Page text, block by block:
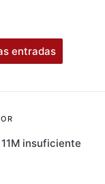
entradas
insuficiente